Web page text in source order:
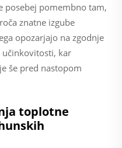
posebej pomembno tam,
znatne izgube
opozarjajo na zgodnje
kar
še pred nastopom
toplotne